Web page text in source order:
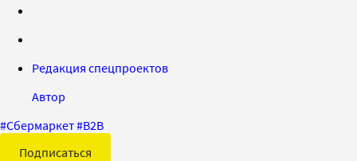
Редакция спецпроектов
Автор
#Сбермаркет#B2B
Подписаться